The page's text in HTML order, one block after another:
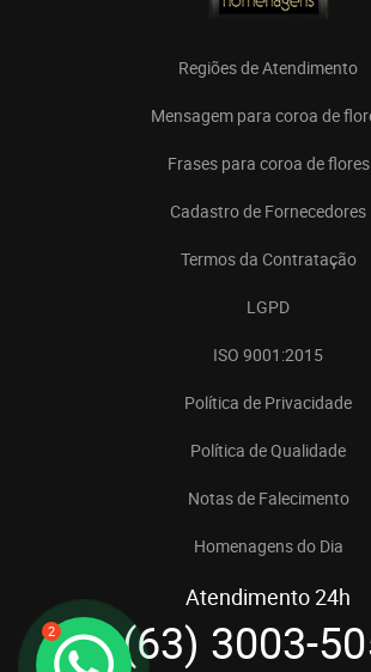
2
Regiões de Atendimento
Mensagem para coroa de
Frases para coroa de flores
Cadastro de Fornecedores
Termos da Contratação
LGPD
ISO 9001:2015
Política de Privacidade
Política de Qualidade
Notas de Falecimento
Homenagens do Dia
Atendimento 24h
(63) 3003-